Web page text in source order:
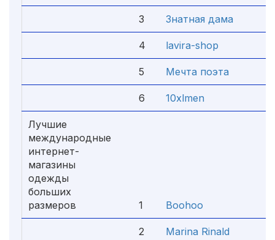
3 Знатная дама
4 lavira-shop
5 Мечта поэта
6 10xlmen
Лучшие
международные
интернет-
магазины
одежды
больших
размеров
1 Boohoo
2 Marina Rinald